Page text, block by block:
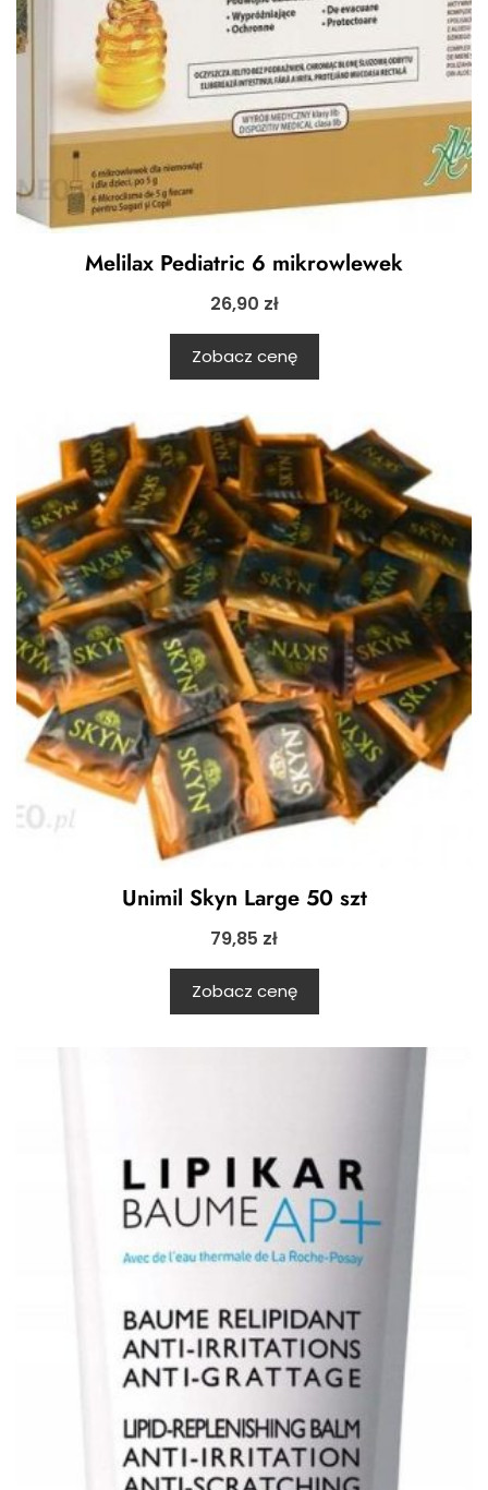
Melilax Pediatric 6 mikrowlewek
26,90 zł
Zobacz cenę
Unimil Skyn Large 50 szt
79,85 zł
Zobacz cenę